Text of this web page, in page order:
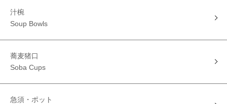
汁椀
Soup Bowls
蕎麦猪口
Soba Cups
急須・ポット